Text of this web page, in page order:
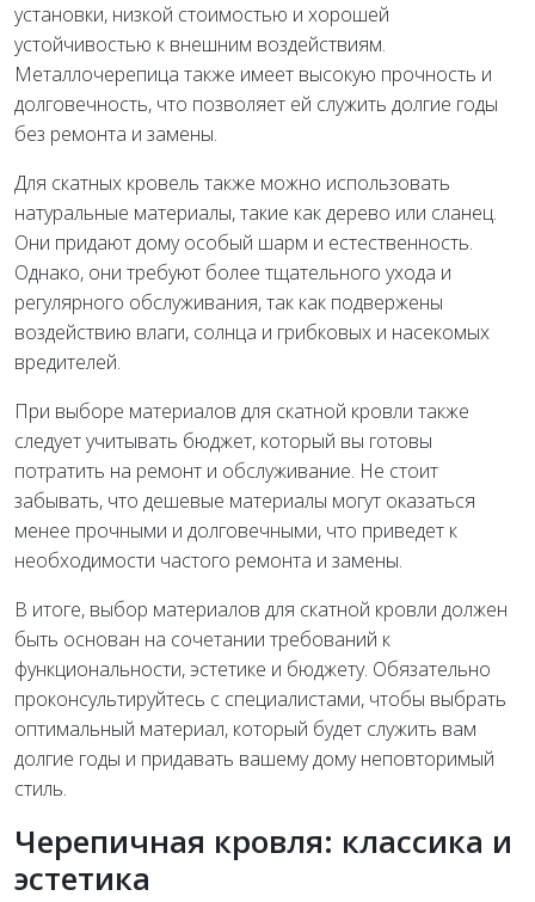
установки, низкой стоимостью и хорошей
устойчивостью к внешним воздействиям.
Металлочерепица также имеет высокую прочность и
долговечность, что позволяет ей служить долгие годы
без ремонта и замены.
Для скатных кровель также можно использовать
натуральные материалы, такие как дерево или сланец.
Они придают дому особый шарм и естественность.
Однако, они требуют более тщательного ухода и
регулярного обслуживания, так как подвержены
воздействию влаги, солнца и грибковых и насекомых
вредителей.
При выборе материалов для скатной кровли также
следует учитывать бюджет, который вы готовы
потратить на ремонт и обслуживание. Не стоит
забывать, что дешевые материалы могут оказаться
менее прочными и долговечными, что приведет к
необходимости частого ремонта и замены.
В итоге, выбор материалов для скатной кровли должен
быть основан на сочетании требований к
функциональности, эстетике и бюджету. Обязательно
проконсультируйтесь с специалистами, чтобы выбрать
оптимальный материал, который будет служить вам
долгие годы и придавать вашему дому неповторимый
стиль.
Черепичная кровля: классика и
эстетика